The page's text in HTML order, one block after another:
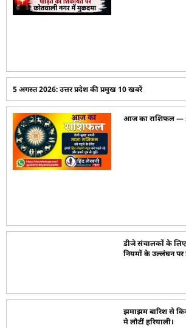
5 अगस्त 2026: उत्तर प्रदेश की प्रमुख 10 खबरें
आज का राशिफल —
डीजे संचालकों के लिए
नियमों के उल्लंघन पर
झमाझम बारिश से
मे लौटीं हरियाली।